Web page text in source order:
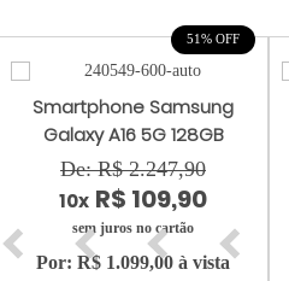
51% OFF
Smartphone Samsung
Galaxy A16 5G 128GB
De: R$ 2.247,90
10x R$ 109,90
sem juros no cartão
Por: R$ 1.099,00 à vista